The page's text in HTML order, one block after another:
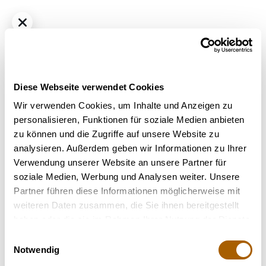
Diese Webseite verwendet Cookies
Wir verwenden Cookies, um Inhalte und Anzeigen zu
personalisieren, Funktionen für soziale Medien anbieten
zu können und die Zugriffe auf unsere Website zu
analysieren. Außerdem geben wir Informationen zu Ihrer
Verwendung unserer Website an unsere Partner für
soziale Medien, Werbung und Analysen weiter. Unsere
Partner führen diese Informationen möglicherweise mit
weiteren Daten zusammen, die Sie ihnen bereitgestellt
Notwendig
Hybrid THC24% CBD1%
Remexian 24/1 DCT MOO Monaco Octane
Bestrahlung: Unbestrahlt
Strain: Monaco Octane
Terpene: Alpha-Humulen, Beta-Caryophyllen, Beta-Pinen,
Hilft bei: Stress, Depressionen, Chronische Schmerzen